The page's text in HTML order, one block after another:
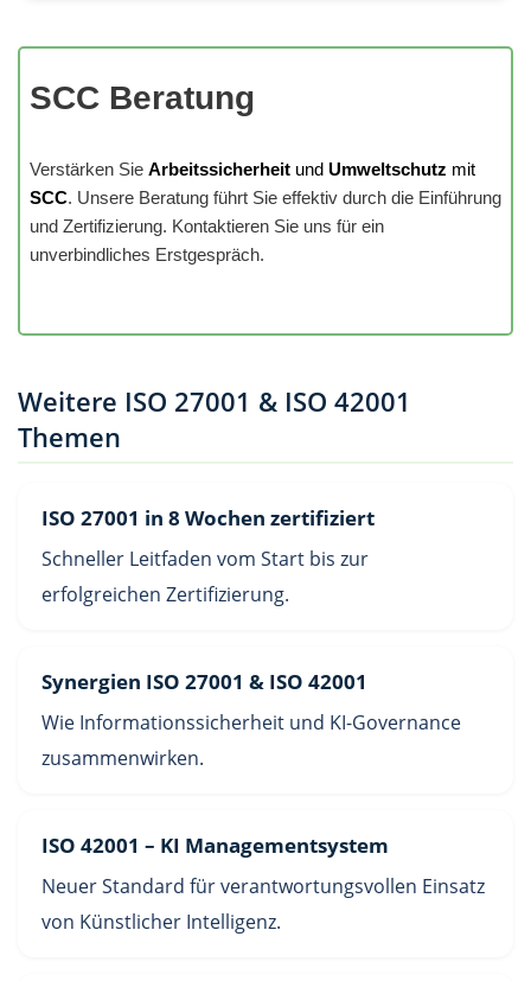
SCC Beratung
Verstärken Sie Arbeitssicherheit und Umweltschutz mit
SCC. Unsere Beratung führt Sie effektiv durch die Einführung
und Zertifizierung. Kontaktieren Sie uns für ein
unverbindliches Erstgespräch.
Weitere ISO 27001 & ISO 42001
Themen
ISO 27001 in 8 Wochen zertifiziert
Schneller Leitfaden vom Start bis zur
erfolgreichen Zertifizierung.
Synergien ISO 27001 & ISO 42001
Wie Informationssicherheit und KI-Governance
zusammenwirken.
ISO 42001 – KI Managementsystem
Neuer Standard für verantwortungsvollen Einsatz
von Künstlicher Intelligenz.